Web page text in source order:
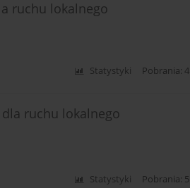
ruchu lokalnego
Statystyki Pobrania: 4
ruchu lokalnego
Statystyki Pobrania: 5